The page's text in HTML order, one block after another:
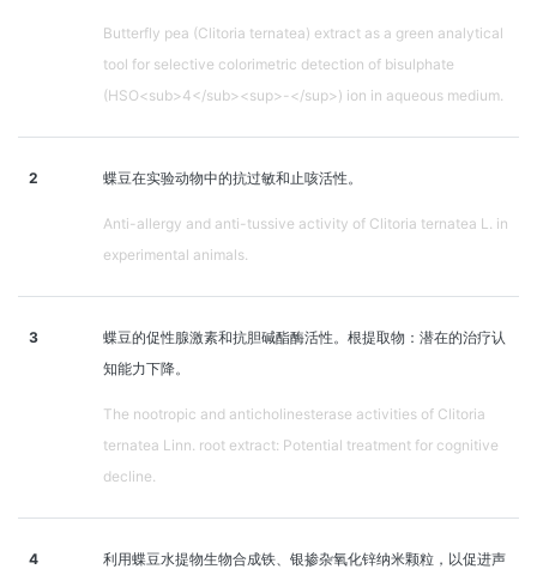
Butterfly pea (Clitoria ternatea) extract as a green analytical
tool for selective colorimetric detection of bisulphate
(HSO<sub>4</sub><sup>-</sup>) ion in aqueous medium.
2 蝶豆在实验动物中的抗过敏和止咳活性。
Anti-allergy and anti-tussive activity of Clitoria ternatea L. in
experimental animals.
3
蝶豆的促性腺激素和抗胆碱酯酶活性。根提取物：潜在的治疗认
知能力下降。
The nootropic and anticholinesterase activities of Clitoria
ternatea Linn. root extract: Potential treatment for cognitive
decline.
4
利用蝶豆水提物生物合成铁、银掺杂氧化锌纳米颗粒，以促进声